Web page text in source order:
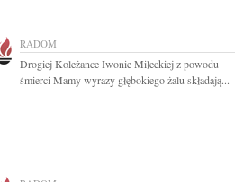
RADOM
Drogiej Koleżance Iwonie Miłeckiej z powodu
śmierci Mamy wyrazy głębokiego żalu składają...